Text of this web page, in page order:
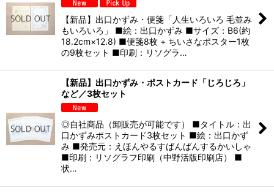
【新品】出口かずみ・便箋「人生いろいろ 毛並み
もいろいろ」 ■絵：出口かずみ ■サイズ：B6(約
18.2cm×12.8) ■便箋8枚 + ちいさなポスター1枚
の9枚セット ■印刷：リソグラ…
【新品】出口かずみ・ポストカード「じろじろ」
など／3枚セット
◎自社商品（卸販売が可能です） ■タイトル：出
口かずみポストカード3枚セット ■絵：出口かず
み ■発売元：えほんやるすばんばんするかいしゃ
■印刷：リソグラフ印刷（中野活版印刷店） ■
状…